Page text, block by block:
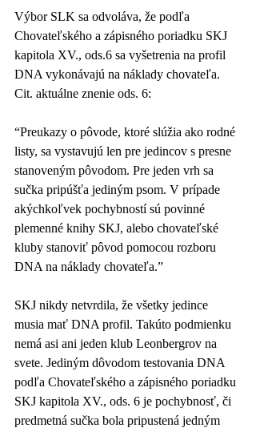
Výbor SLK sa odvoláva, že podľa
Chovateľského a zápisného poriadku SKJ
kapitola XV., ods.6 sa vyšetrenia na profil
DNA vykonávajú na náklady chovateľa.
Cit. aktuálne znenie ods. 6:
“Preukazy o pôvode, ktoré slúžia ako rodné
listy, sa vystavujú len pre jedincov s presne
stanoveným pôvodom. Pre jeden vrh sa
sučka pripúšťa jediným psom. V prípade
akýchkoľvek pochybností sú povinné
plemenné knihy SKJ, alebo chovateľské
kluby stanoviť pôvod pomocou rozboru
DNA na náklady chovateľa.”
SKJ nikdy netvrdila, že všetky jedince
musia mať DNA profil. Takúto podmienku
nemá asi ani jeden klub Leonbergrov na
svete. Jediným dôvodom testovania DNA
podľa Chovateľského a zápisného poriadku
SKJ kapitola XV., ods. 6 je pochybnosť, či
predmetná sučka bola pripustená jedným